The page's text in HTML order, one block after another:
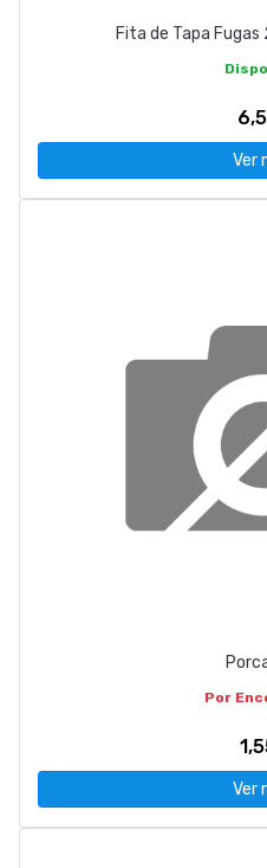
Fita de Tapa
Ver
Por
Ver